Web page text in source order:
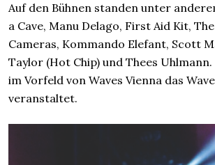
Auf den Bühnen standen unter
a Cave, Manu Delago, First Aid Kit,
Cameras, Kommando Elefant, Scott
Taylor (Hot Chip) und Thees
im Vorfeld von Waves Vienna das
veranstaltet.